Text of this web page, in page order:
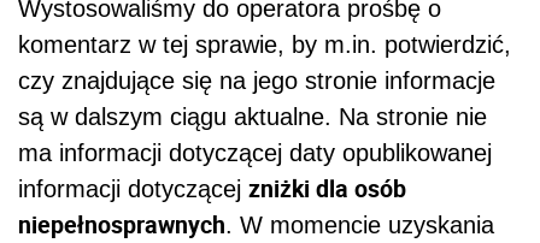
Wystosowaliśmy do operatora prośbę o
komentarz w tej sprawie, by m.in. potwierdzić,
czy znajdujące się na jego stronie informacje
są w dalszym ciągu aktualne. Na stronie nie
ma informacji dotyczącej daty opublikowanej
informacji dotyczącej zniżki dla osób
niepełnosprawnych. W momencie uzyskania